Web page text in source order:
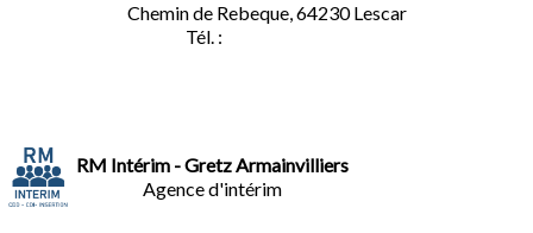
Chemin de Rebeque, 64230 Lescar
Tél. :
RM Intérim - Gretz Armainvilliers
Agence d'intérim